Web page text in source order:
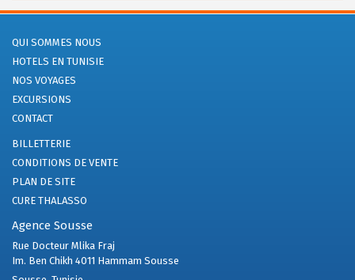
QUI SOMMES NOUS
HOTELS EN TUNISIE
NOS VOYAGES
EXCURSIONS
CONTACT
BILLETTERIE
CONDITIONS DE VENTE
PLAN DE SITE
CURE THALASSO
Agence Sousse
Rue Docteur Mlika Fraj
Im. Ben Chikh 4011 Hammam Sousse